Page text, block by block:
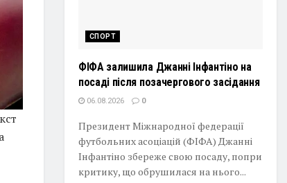
СПОРТ
ФІФА залишила Джанні Інфантіно на
посаді після позачергового засідання
06.08.2026 0
Президент Міжнародної федерації
футбольних асоціацій (ФІФА) Джанні
Інфантіно збереже свою посаду, попри
критику, що обрушилася на нього...